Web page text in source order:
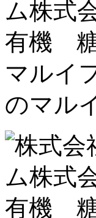
マルイ
のマル